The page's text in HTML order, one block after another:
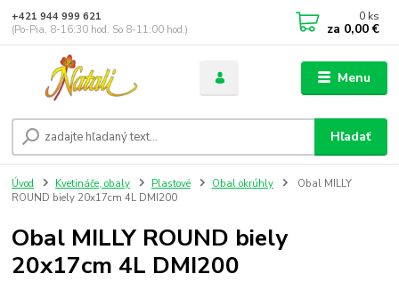
Menu
Hľadať
+421 944 999 621
(Po-Pia, 8-16:30 hod. So 8-11:00 hod.)
0 ks
za 0,00 €
Úvod Kvetináče, obaly Plastové Obal okrúhly
Obal MILLY
ROUND biely 20x17cm 4L DMI200
Obal MILLY ROUND biely
20x17cm 4L DMI200